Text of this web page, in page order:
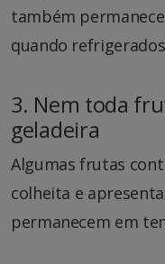
também
quando
3. Nem toda
geladeira
Algumas frutas
colheita e
permanecem em